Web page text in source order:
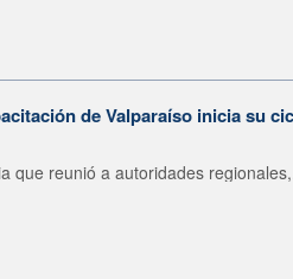
de Valparaíso inicia su
que reunió a autoridades